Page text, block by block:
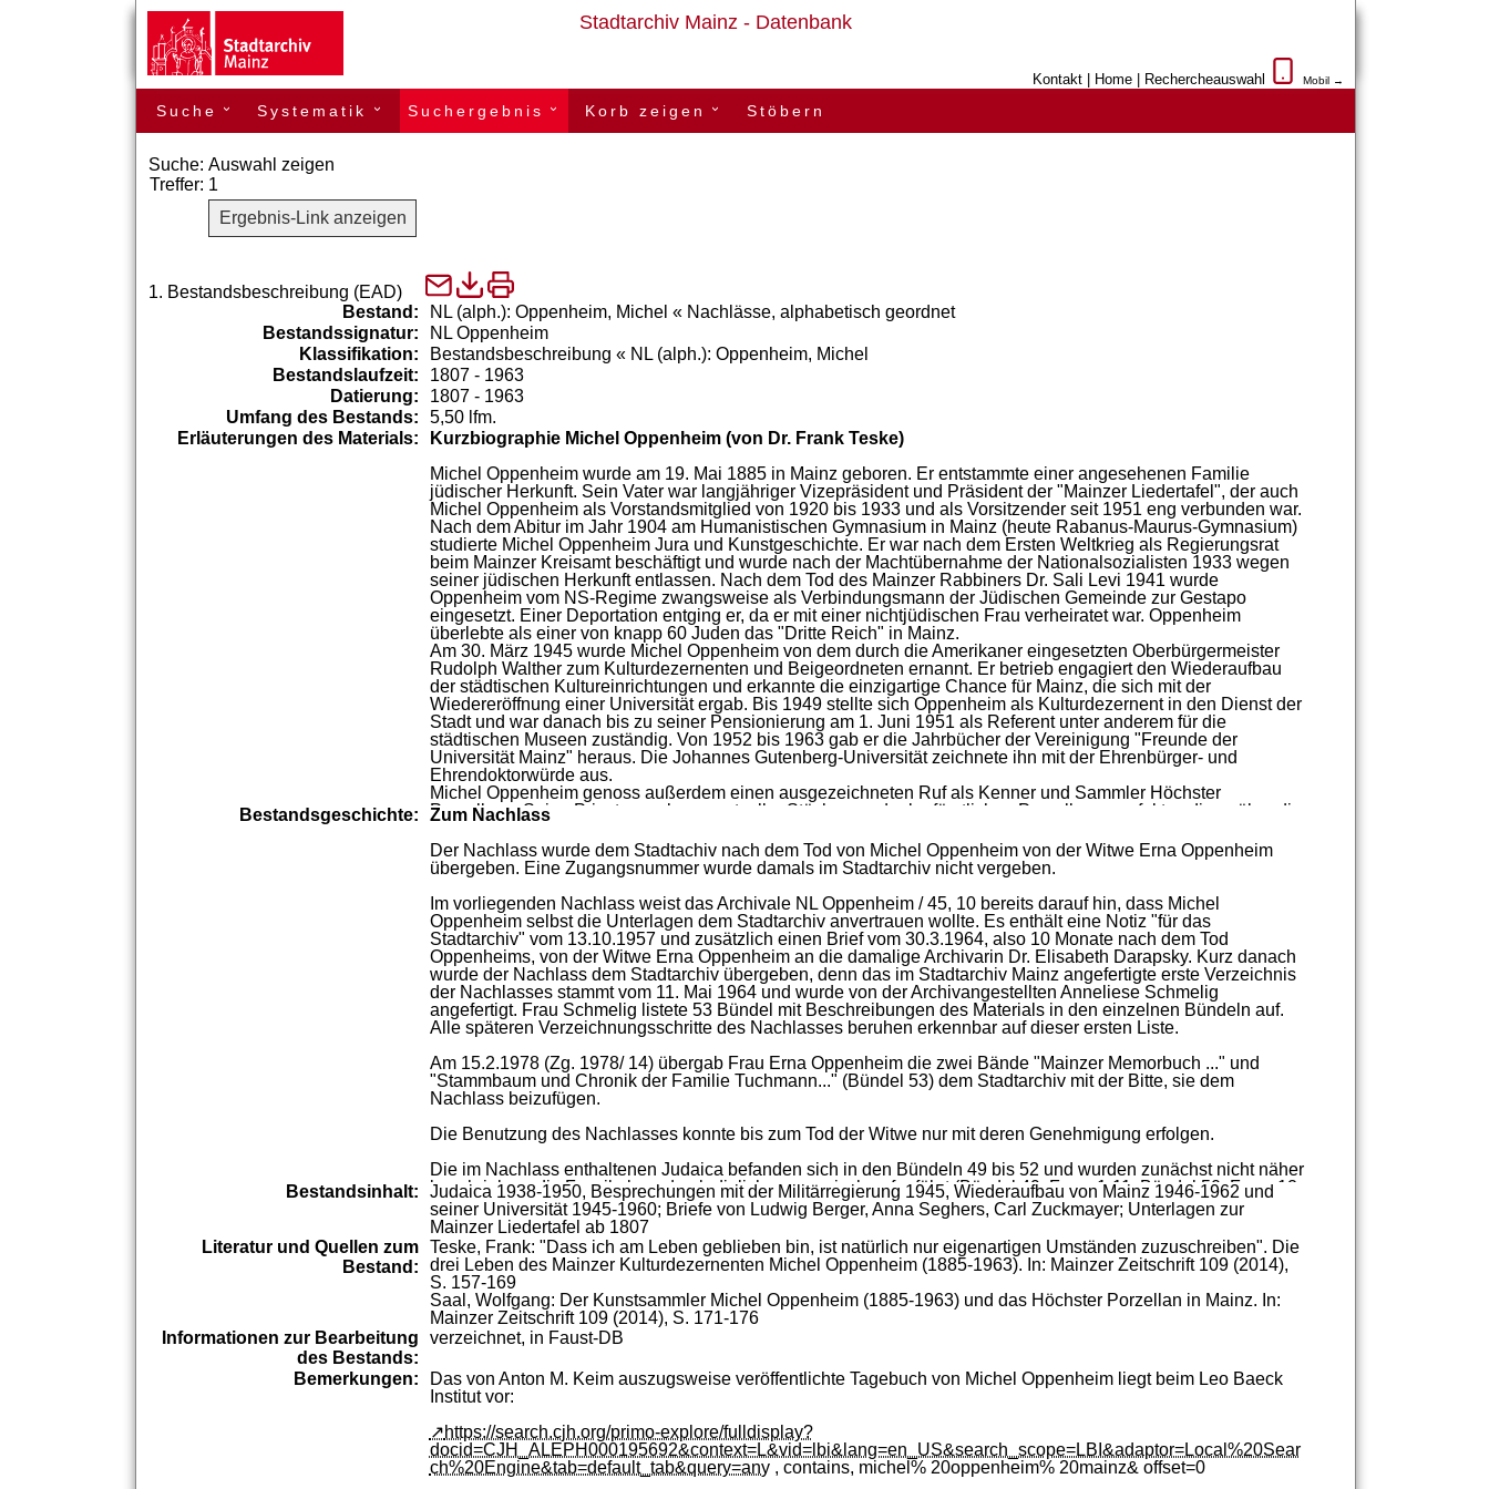
Kontakt Home Rechercheauswahl Mobil →
Stadtarchiv Mainz - Datenbank
Suche › Systematik › Suchergebnis › Korb zeigen › Stöbern
Suche: Auswahl zeigen
Treffer: 1
Ergebnis-Link anzeigen
1. Bestandsbeschreibung (EAD)
Bestand:
NL (alph.): Oppenheim, Michel « Nachlässe, alphabetisch geordnet
Bestandssignatur:
NL Oppenheim
Klassifikation:
Bestandsbeschreibung « NL (alph.): Oppenheim, Michel
Bestandslaufzeit:
1807 - 1963
Datierung:
1807 - 1963
Umfang des Bestands:
5,50 lfm.
Erläuterungen des Materials:
Kurzbiographie Michel Oppenheim (von Dr. Frank Teske)
Michel Oppenheim wurde am 19. Mai 1885 in Mainz geboren. Er entstammte einer angesehenen Familie
jüdischer Herkunft. Sein Vater war langjähriger Vizepräsident und Präsident der"Mainzer Liedertafel", der auch
Michel Oppenheim als Vorstandsmitglied von 1920 bis 1933 und als Vorsitzender seit 1951 eng verbunden war.
Nach demAbitur im Jahr 1904 am Humanistischen Gymnasium in Mainz (heute Rabanus-Maurus-Gymnasium)
studierte Michel Oppenheim Jura und Kunstgeschichte. Er war nach dem Ersten Weltkrieg als Regierungsrat
beim Mainzer Kreisamt beschäftigt und wurde nach der Machtübernahme der Nationalsozialisten 1933 wegen
seiner jüdischen Herkunft entlassen. Nach dem Tod des Mainzer Rabbiners Dr. Sali Levi 1941 wurde
Oppenheim vom NS-Regime zwangsweise als Verbindungsmann der Jüdischen Gemeinde zur Gestapo
eingesetzt. Einer Deportation entging er, da er mit einer nichtjüdischen Frau verheiratet war. Oppenheim
überlebte als einer von knapp 60 Juden das"Dritte Reich" in Mainz.
Am 30. März 1945 wurde Michel Oppenheim von dem durch dieAmerikaner eingesetzten Oberbürgermeister
Rudolph Walther zum Kulturdezernenten und Beigeordneten ernannt. Er betrieb engagiert den Wiederaufbau
der städtischen Kultureinrichtungen und erkannte die einzigartige Chance für Mainz, die sich mit der
Wiedereröffnung einer Universität ergab. Bis 1949 stellte sich Oppenheim als Kulturdezernent in den Dienst der
Stadt und war danach bis zu seiner Pensionierung am 1. Juni 1951 als Referent unter anderem für die
städtischen Museen zuständig. Von 1952 bis 1963 gab er die Jahrbücher der Vereinigung "Freunde der
Universität Mainz" heraus. Die Johannes Gutenberg-Universität zeichnete ihn mit der Ehrenbürger- und
Ehrendoktorwürde aus.
Michel Oppenheim genoss außerdem einen ausgezeichneten Ruf als Kenner und Sammler Höchster
Porzellans. Seine Privatsammlung wertvoller Stücke der kurfürstlichen Porzellanmanufaktur, die über
die
Landesmuseum Mainz.
Dr. h. c. Michel Oppenheim verstarb am 31. Mai 1963 in seinem Urlaubsort Garmisch- Partenkirchen.
Bestandsgeschichte: Zum Nachlass
Der Nachlass wurde dem Stadtachiv nach dem Tod von Michel Oppenheim von der Witwe Erna Oppenheim
übergeben. Eine Zugangsnummer wurde damals im Stadtarchiv nicht vergeben.
Im vorliegenden Nachlass weist dasArchivale NL Oppenheim/45, 10 bereits darauf hin, dass Michel
Oppenheim selbst die Unterlagen dem Stadtarchiv anvertrauen wollte. Es enthält eine Notiz "für das
Stadtarchiv" vom 13.10.1957 und zusätzlich einen Brief vom 30.3.1964, also 10 Monate nach dem Tod
Oppenheims, von der Witwe Erna Oppenheim an die damaligeArchivarin Dr. Elisabeth Darapsky. Kurz danach
wurde der Nachlass dem Stadtarchiv übergeben, denn das im Stadtarchiv Mainz angefertigte erste Verzeichnis
der Nachlasses stammt vom 11. Mai 1964 und wurde von derArchivangestellten Anneliese Schmelig
angefertigt. Frau Schmelig listete 53 Bündel mit Beschreibungen des Materials in den einzelnen Bündeln auf.
Alle späteren Verzeichnungsschritte des Nachlasses beruhen erkennbar auf dieser ersten Liste.
Am 15.2.1978 (Zg. 1978/14) übergab Frau Erna Oppenheim die zwei Bände"Mainzer Memorbuch ..." und
"Stammbaum und Chronik der Familie Tuchmann..." (Bündel 53) dem Stadtarchiv mit der Bitte, sie dem
Nachlass beizufügen.
Die Benutzung des Nachlasses konnte bis zum Tod der Witwe nur mit deren Genehmigung erfolgen.
Die im Nachlass enthaltenen Judaica befanden sich in den Bündeln 49 bis 52 und wurden zunächst nicht näher
beschrieben,
die Faszikel wurden lediglich nummerisch aufgeführt (Bündel 49, Fasz. 1-11; Bündel 50, Fasz. 12-
14 etc.)
Damit war anhand des Nachlassverzeichnisses nicht erkennbar, welch wertvolle Unterlagen sich dahinter
verbargen. Es handelte sich um Niederschriften, die Michel Oppenheim in seiner Zeit als Verbindungsmann
der
Reichsvereinigung der Juden zur Gestapo in den Jahren 1941 bis 1943 anfertigte bzw. anfertigen musste: u. a.
Deportations- undAuswanderungslisten der Mainzer Juden, Protokolle von Gesprächen Oppenheims mit der
Mainzer Gestapo in seiner Eigenschaft als Verbindungsmann oder Schriftwechsel mit emigrierten bzw.
deportierten Mainzer Familien.
In der Folgezeit wurde der
Im Jahre 2003
Datenbank recherchierbar gemacht. Um eine Neusignierung
zitiert worden war, zu verhindern, wurden die usprünglichen Bündel-Signaturen 49-52 und die Nummerierung
der Faszikel 1-30 beibehalten und mit Kommata zusammengeführt, so entstanden die heute gültigen
Bestandsinhalt: Judaica 1938-1950, Besprechungen mit der Militärregierung 1945, Wiederaufbau von Mainz 1946-1962 und
seiner Universität 1945-1960; Briefe von Ludwig Berger, Anna Seghers, Carl Zuckmayer; Unterlagen zur
Mainzer Liedertafel ab 1807
Literatur und Quellen zum
Bestand:
Teske, Frank: "Dass ich am Leben geblieben bin, ist natürlich nur eigenartigen Umständen zuzuschreiben". Die
drei Leben des Mainzer Kulturdezernenten Michel Oppenheim (1885-1963). In: Mainzer Zeitschrift 109 (2014),
S. 157-169
Saal, Wolfgang: Der Kunstsammler Michel Oppenheim (1885-1963) und das Höchster Porzellan in Mainz. In:
Mainzer Zeitschrift 109 (2014), S. 171-176
Informationen zur Bearbeitung
des Bestands:
verzeichnet, in Faust-DB
Bemerkungen: Das von Anton M. Keim auszugsweise veröffentlichte Tagebuch von Michel Oppenheim liegt beim Leo Baeck
Institut vor:
https://search.cjh.org/primo-explore/fulldisplay?
docid=CJH_ALEPH000195692&context=L&vid=lbi&lang=en_US&search_scope=LBI&adaptor=Local%20Sear
ch%20Engine&tab=default_tab&query=any, contains, michel%20oppenheim%20mainz& offset=0